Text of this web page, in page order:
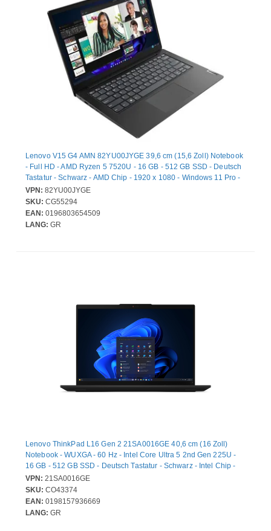
Lenovo V15 G4 AMN 82YU00JYGE 39,6 cm (15,6 Zoll) Notebook
- Full HD - AMD Ryzen 5 7520U - 16 GB - 512 GB SSD - Deutsch
Tastatur - Schwarz - AMD Chip - 1920 x 1080 - Windows 11 Pro -
AMD - Twisted Nematic (TN) - Webcam - IEEE 802.11ac Wireless
LAN-Standard
VPN: 82YU00JYGE
SKU: CG55294
EAN: 0196803654509
LANG: GR
Lenovo ThinkPad L16 Gen 2 21SA0016GE 40,6 cm (16 Zoll)
Notebook - WUXGA - 60 Hz - Intel Core Ultra 5 2nd Gen 225U -
16 GB - 512 GB SSD - Deutsch Tastatur - Schwarz - Intel Chip -
1920 x 1200 - Windows 11 Pro - Intel - IPS-Technologie (In-Plane-
Switching) - Webcam - IEEE 802.11ax Wireless LAN-Standard
VPN: 21SA0016GE
SKU: CO43374
EAN: 0198157936669
LANG: GR